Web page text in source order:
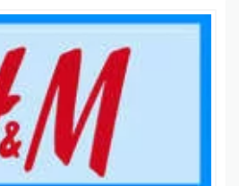
مسؤولية الوقت الذي يستغرقه
تذكر أنه ما نقدر نقبل الإلغاء بعد
ممكن تسوي إلغاء وفق التعليمات
أفضل طرق وكود خصم اتش اند